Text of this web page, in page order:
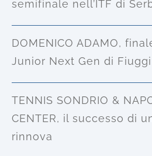
semifinale nell’ITF di
DOMENICO ADAMO,
Junior Next Gen di Fiuggi
TENNIS SONDRIO &
CENTER, il successo di
rinnova